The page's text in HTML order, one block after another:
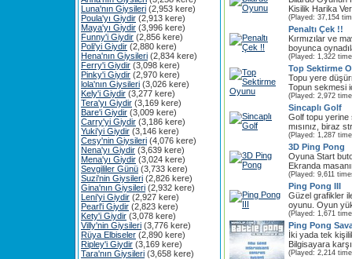
Luna'nın Giysileri (2,953 kere)
Poula'yı Giydir (2,913 kere)
Maya'yı Giydir (3,996 kere)
Funny'i Giydir (2,856 kere)
Poli'yi Giydir (2,880 kere)
Hena'nın Giysileri (2,834 kere)
Ferry'i Giydir (3,098 kere)
Pinky'i Giydir (2,970 kere)
lola'nın Giysileri (3,026 kere)
Kely'i Giydir (3,277 kere)
Tera'yı Giydir (3,169 kere)
Bare'i Giydir (3,009 kere)
Carry'yi Giydir (3,186 kere)
Yuki'yi Giydir (3,146 kere)
Cesy'nin Giysileri (4,076 kere)
Nena'yı Giydir (3,639 kere)
Mena'yı Giydir (3,024 kere)
Sevgililer Günü (3,733 kere)
Suzi'nin Giysileri (2,826 kere)
Gina'nın Giysileri (2,932 kere)
Leni'yi Giydir (2,927 kere)
Pearl'i Giydir (2,823 kere)
Kety'i Giydir (3,078 kere)
Villy'nin Giysileri (3,776 kere)
Rüya Elbiseler (2,890 kere)
Ripley'i Giydir (3,169 kere)
Tara'nın Giysileri (3,658 kere)
Kisilik Harika
(Played: 37,154
Penaltı Çek !!
Kırmızılar ve
boyunca
(Played: 1,322
Top Sektirme
Topu yere
Topun sekmesi
(Played: 2,972
Sincaplı Golf
Golf topu yerine
mısınız, biraz
(Played: 1,287
3D Ping Pong
Oyuna Start
Ekranda
(Played: 9,611
Ping Pong III
Güzel grafikler
oyunu. Oyun
(Played: 1,671
Ping Pong
İki yada tek
Bilgisayara
(Played: 2,214